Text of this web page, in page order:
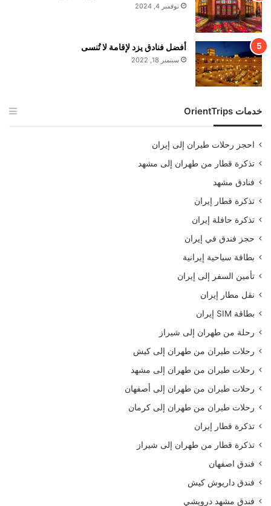
نوفمبر 4, 2024
أفضل فنادق يزد لإقامة لا تُنسى
سبتمبر 18, 2022
خدمات OrientTrips
احجز رحلات طيران إلى إيران
تذكرة قطار من طهران إلى مشهد
فنادق مشهد
تذكرة قطار إيران
تذكرة حافلة إيران
حجز فندق في إيران
بطاقة سياحية إيرانية
تأمين السفر إلى إيران
نقل مطار إيران
بطاقة SIM إيران
رحلة من طهران إلى شيراز
رحلات طيران من طهران إلى كيش
رحلات طيران من طهران إلى مشهد
رحلات طيران من طهران إلى أصفهان
رحلات طيران من طهران إلى كرمان
تذكرة قطار إيران
تذكرة قطار من طهران إلى شيراز
فندق اصفهان
فندق داريوش كيش
فندق مشهد درويشي